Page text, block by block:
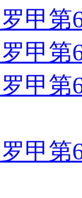
甲
甲
甲
甲